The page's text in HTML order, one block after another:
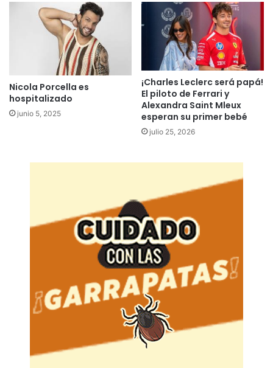
Nicola Porcella es
hospitalizado
junio 5, 2025
¡Charles Leclerc será papá!
El piloto de Ferrari y
Alexandra Saint Mleux
esperan su primer bebé
julio 25, 2026